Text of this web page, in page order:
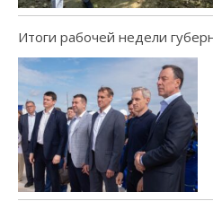
Итоги рабочей недели